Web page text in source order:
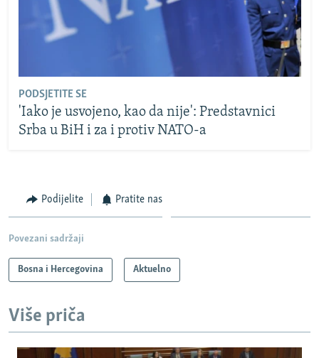
PODSJETITE SE
'Iako je usvojeno, kao da nije': Predstavnici
Srba u BiH i za i protiv NATO-a
Podijelite Pratite nas
Povezani sadržaji
Bosna i Hercegovina Aktuelno
Više priča